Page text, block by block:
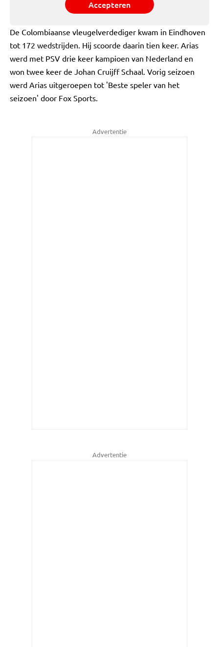
Accepteren
De Colombiaanse vleugelverdediger kwam in Eindhoven
tot 172 wedstrijden. Hij scoorde daarin tien keer. Arias
werd met PSV drie keer kampioen van Nederland en
won twee keer de Johan Cruijff Schaal. Vorig seizoen
werd Arias uitgeroepen tot 'Beste speler van het
seizoen' door Fox Sports.
Advertentie
Advertentie